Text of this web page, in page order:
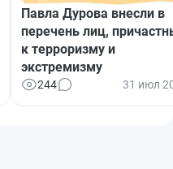
Павла Дурова внесли в
перечень лиц,
к терроризму и
экстремизму
244 31 июл